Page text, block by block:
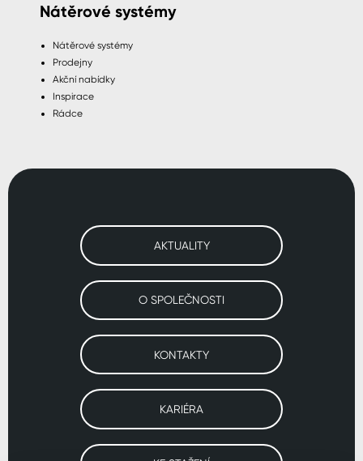
Nátěrové systémy
Nátěrové systémy
Prodejny
Akční nabídky
Inspirace
Rádce
AKTUALITY
O SPOLEČNOSTI
KONTAKTY
KARIÉRA